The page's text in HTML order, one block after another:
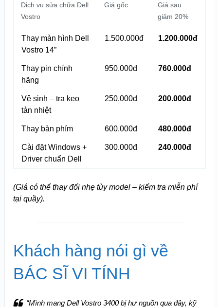
Dịch vụ sửa chữa Dell
Vostro
Giá gốc
Giá sau
giảm 20%
Thay màn hình Dell
Vostro 14”
1.500.000đ 1.200.000đ
Thay pin chính
hãng
950.000đ 760.000đ
Vệ sinh – tra keo
tản nhiệt
250.000đ 200.000đ
Thay bàn phím 600.000đ 480.000đ
Cài đặt Windows +
Driver chuẩn Dell
300.000đ 240.000đ
(Giá có thể thay đổi nhẹ tùy model – kiểm tra miễn phí
tại quầy).
Khách hàng nói gì về
BÁC SĨ VI TÍNH
“Mình mang Dell Vostro 3400 bị hư nguồn qua đây, kỹ